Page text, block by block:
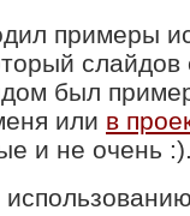
примеры
был
или в
и не очень